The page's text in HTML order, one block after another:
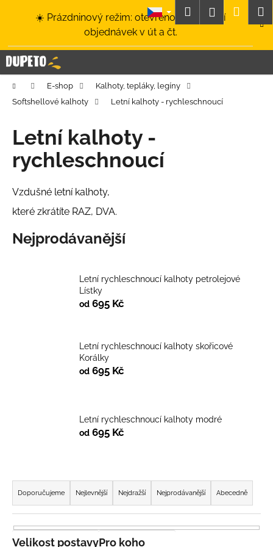
☀️ Prázdninový režim: otevřeno a odesílání
objednávek v út a čt.
HledatPřihlášení
Domů E-shop
Kalhoty, tepláky, legíny
Softshellové kalhoty
Letní kalhoty - rychleschnoucí
Letní kalhoty -
rychleschnoucí
Vzdušné letní kalhoty,
které zkrátíte RAZ, DVA.
Nejprodávanější
Letní rychleschnoucí kalhoty petrolejové
Lístky
od 695 Kč
Letní rychleschnoucí kalhoty skořicové
Korálky
od 695 Kč
Letní rychleschnoucí kalhoty modré
od 695 Kč
Ř
a
z
e
n
Doporučujeme Nejlevnější Nejdražší Nejprodávanější Abecedně
Pro koho
Velikost postavy
í
k C
o
p
t
ř
e
u
j
t
HLEDAT
o
p
o
r
u